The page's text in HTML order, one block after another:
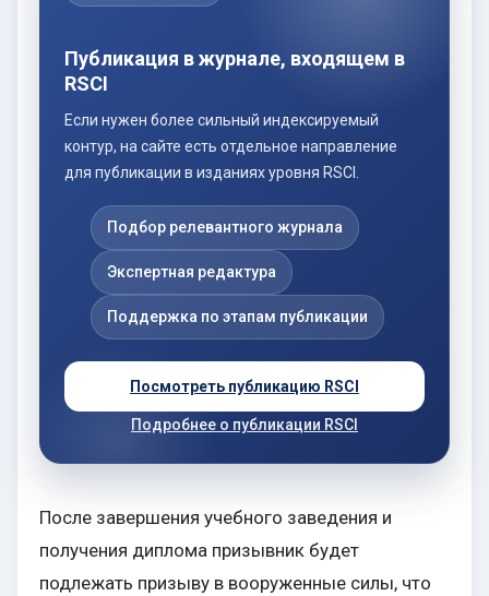
Публикация в журнале, входящем в
RSCI
Если нужен более сильный индексируемый
контур, на сайте есть отдельное направление
для публикации в изданиях уровня RSCI.
Подбор релевантного журнала
Экспертная редактура
Поддержка по этапам публикации
Посмотреть публикацию RSCI
Подробнее о публикации RSCI
После завершения учебного заведения и
получения диплома призывник будет
подлежать призыву в вооруженные силы, что